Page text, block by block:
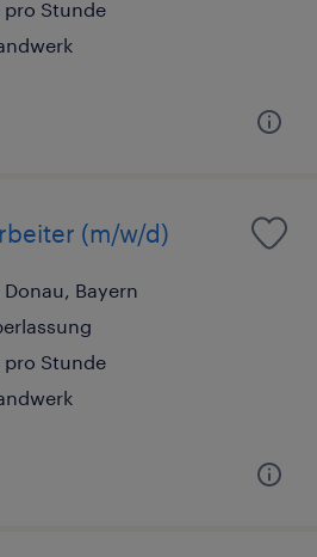
Stunde
(m/w/d)
Bayern
Stunde